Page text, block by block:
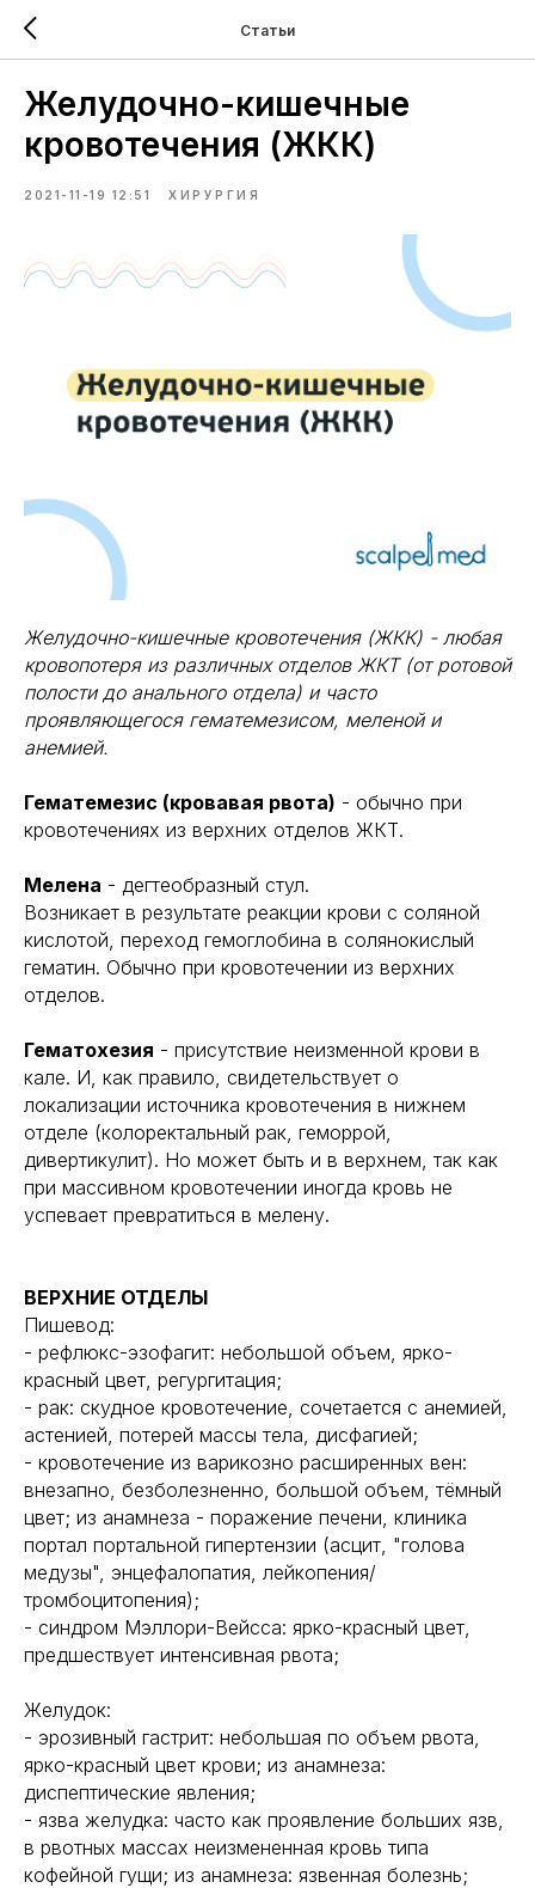
Статьи
Желудочно-кишечные
кровотечения (ЖКК)
2021-11-19 12:51 ХИРУРГИЯ
Желудочно-кишечные кровотечения (ЖКК) - любая
кровопотеря из различных отделов ЖКТ (от ротовой
полости до анального отдела) и часто
проявляющегося гематемезисом, меленой и
анемией.
Гематемезис (кровавая рвота) - обычно при
кровотечениях из верхних отделов ЖКТ.
Мелена - дегтеобразный стул.
Возникает в результате реакции крови с соляной
кислотой, переход гемоглобина в солянокислый
гематин. Обычно при кровотечении из верхних
отделов.
Гематохезия - присутствие неизменной крови в
кале. И, как правило, свидетельствует о
локализации источника кровотечения в нижнем
отделе (колоректальный рак, геморрой,
дивертикулит). Но может быть и в верхнем, так как
при массивном кровотечении иногда кровь не
успевает превратиться в мелену.
ВЕРХНИЕ ОТДЕЛЫ
Пишевод:
- рефлюкс-эзофагит: небольшой объем, ярко-
красный цвет, регургитация;
- рак: скудное кровотечение, сочетается с анемией,
астенией, потерей массы тела, дисфагией;
- кровотечение из варикозно расширенных вен:
внезапно, безболезненно, большой объем, тёмный
цвет; из анамнеза - поражение печени, клиника
портал портальной гипертензии (асцит, "голова
медузы", энцефалопатия, лейкопения/
тромбоцитопения);
- синдром Мэллори-Вейсса: ярко-красный цвет,
предшествует интенсивная рвота;
Желудок:
- эрозивный гастрит: небольшая по объем рвота,
ярко-красный цвет крови; из анамнеза:
диспептические явления;
- язва желудка: часто как проявление больших язв,
в рвотных массах неизмененная кровь типа
кофейной гущи; из анамнеза: язвенная болезнь;